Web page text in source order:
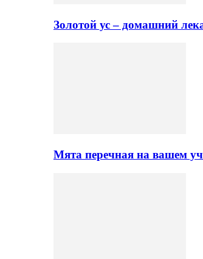
Золотой ус – домашний
Мята перечная на вашем